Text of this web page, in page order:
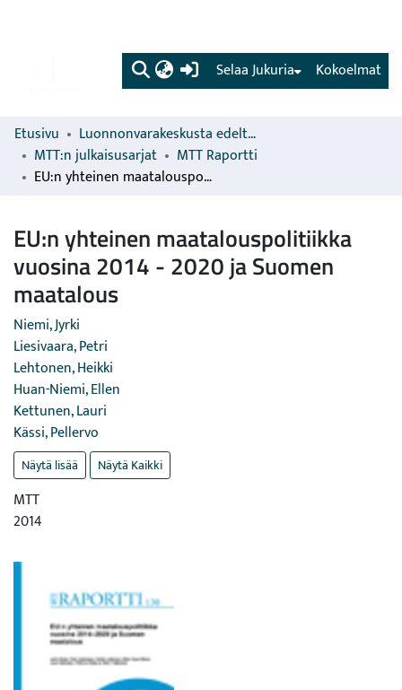
(current) Kokoelmat
Selaa Jukuria
Etusivu
Luonnonvarakeskusta edeltävien organisaatioiden sarjat
MTT:n julkaisusarjat
MTT Raportti
EU:n yhteinen maatalouspolitiikka vuosina 2014 - 2020 ja Suomen maatalous
EU:n yhteinen maatalouspolitiikka
vuosina 2014 - 2020 ja Suomen
maatalous
Niemi, Jyrki
Liesivaara, Petri
Lehtonen, Heikki
Huan-Niemi, Ellen
Kettunen, Lauri
Kässi, Pellervo
Näytä lisää Näytä Kaikki
MTT
2014